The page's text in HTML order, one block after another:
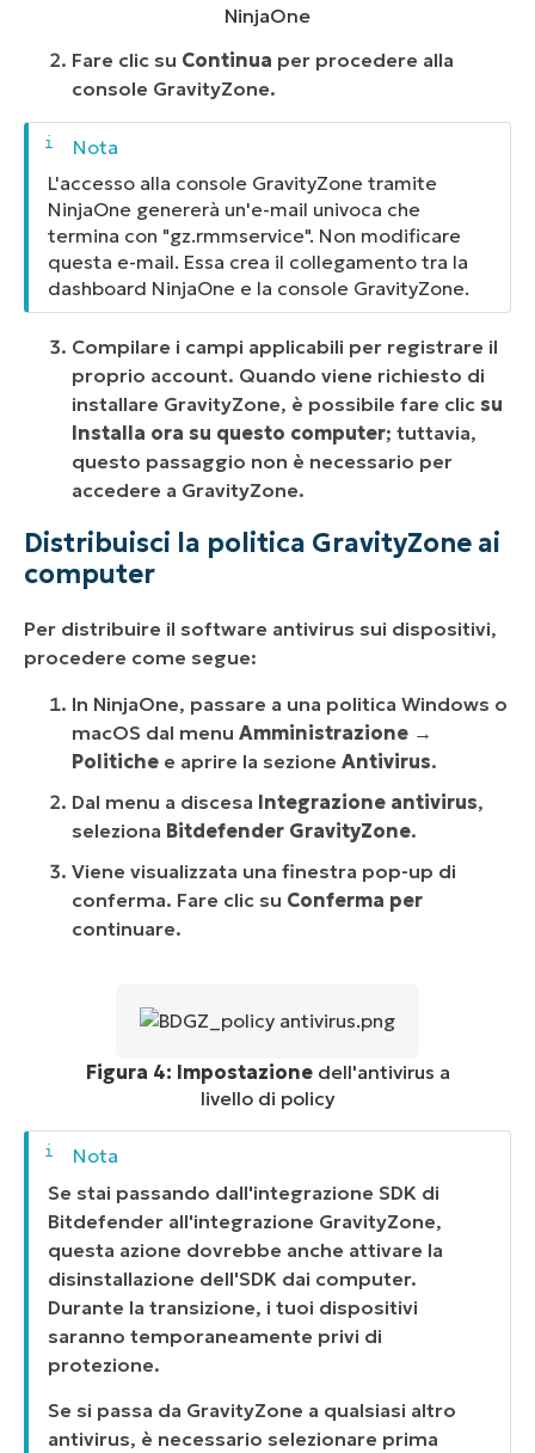
NinjaOne
Fare clic su Continua per procedere alla
console GravityZone.
L'accesso alla console GravityZone tramite
NinjaOne genererà un'e-mail univoca che
termina con "gz.rmmservice". Non modificare
questa e-mail. Essa crea il collegamento tra la
dashboard NinjaOne e la console GravityZone.
Compilare i campi applicabili per registrare il
proprio account. Quando viene richiesto di
installare GravityZone, è possibile fare clic su
Installa ora su questo computer; tuttavia,
questo passaggio non è necessario per
accedere a GravityZone.
Distribuisci la politica GravityZone ai
computer
Per distribuire il software antivirus sui dispositivi,
procedere come segue:
In NinjaOne, passare a una politica Windows o
macOS dal menu Amministrazione →
Politiche e aprire la sezione Antivirus.
Dal menu a discesa Integrazione antivirus,
seleziona Bitdefender GravityZone.
Viene visualizzata una finestra pop-up di
conferma. Fare clic su Conferma per
continuare.
Figura 4: Impostazione dell'antivirus a
livello di policy
Se stai passando dall'integrazione SDK di
Bitdefender all'integrazione GravityZone,
questa azione dovrebbe anche attivare la
disinstallazione dell'SDK dai computer.
Durante la transizione, i tuoi dispositivi
saranno temporaneamente privi di
protezione.
Se si passa da GravityZone a qualsiasi altro
antivirus, è necessario selezionare prima